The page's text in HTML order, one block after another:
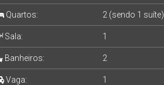
Quartos: 2 (sendo 1 suíte)
Sala: 1
Banheiros: 2
Vaga: 1